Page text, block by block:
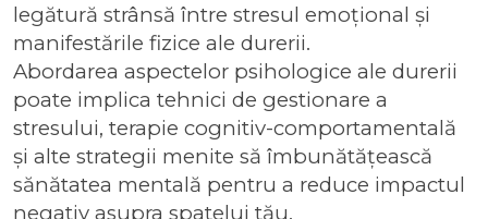
legătură strânsă între stresul emoțional și
manifestările fizice ale durerii.
Abordarea aspectelor psihologice ale durerii
poate implica tehnici de gestionare a
stresului, terapie cognitiv-comportamentală
și alte strategii menite să îmbunătățească
sănătatea mentală pentru a reduce impactul
negativ asupra spatelui tău.